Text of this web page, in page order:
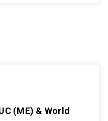
(ME) & World